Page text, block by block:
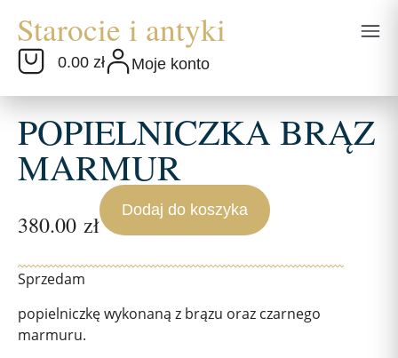
0.00 zł Moje konto
POPIELNICZKA BRĄZ
MARMUR
380.00 zł
Dodaj do koszyka
Sprzedam
popielniczkę wykonaną z brązu oraz czarnego
marmuru.